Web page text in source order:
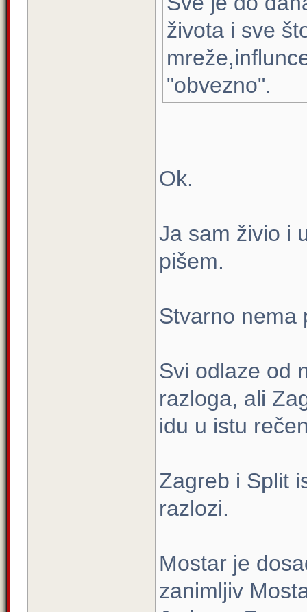
života i sve
"obvezno".
Ok.
Ja sam živio i
pišem.
Stvarno nema
Svi odlaze od
razloga, ali
idu u istu
Zagreb i Split
razlozi.
Mostar je
zanimljiv